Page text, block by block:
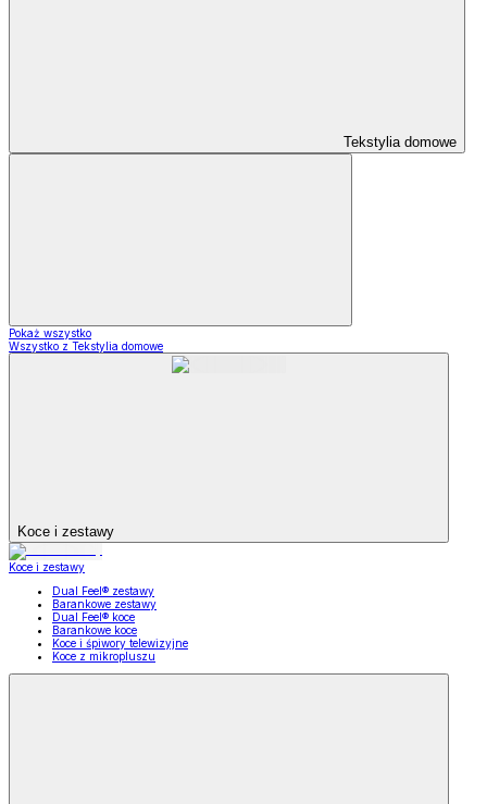
Tekstylia domowe
Pokaż wszystko
Wszystko z Tekstylia domowe
Koce i zestawy
Koce i zestawy
Dual Feel® zestawy
Barankowe zestawy
Dual Feel® koce
Barankowe koce
Koce i śpiwory telewizyjne
Koce z mikropluszu